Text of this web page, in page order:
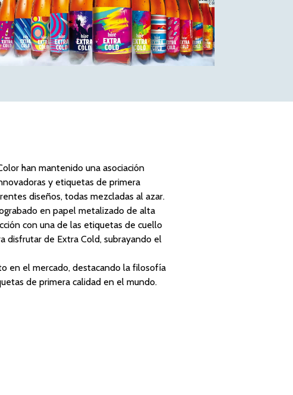
han mantenido una asociación
y etiquetas de primera
diseños, todas mezcladas al azar.
en papel metalizado de alta
con una de las etiquetas de cuello
disfrutar de Extra Cold, subrayando el
en el mercado, destacando la filosofía
de primera calidad en el mundo.